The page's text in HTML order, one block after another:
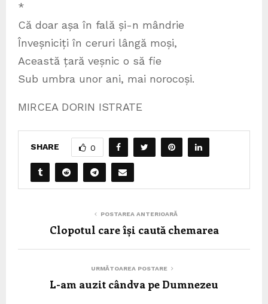
*
Că doar așa în fală și-n mândrie
Înveșniciți în ceruri lângă moși,
Această țară veșnic o să fie
Sub umbra unor ani, mai norocoși.
MIRCEA DORIN ISTRATE
SHARE 0
POSTAREA ANTERIOARĂ
Clopotul care își caută chemarea
URMĂTOAREA POSTARE
L-am auzit cândva pe Dumnezeu